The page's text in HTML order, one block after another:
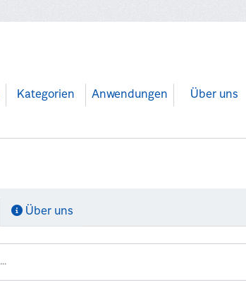
Kategorien Anwendungen Über uns
Über uns